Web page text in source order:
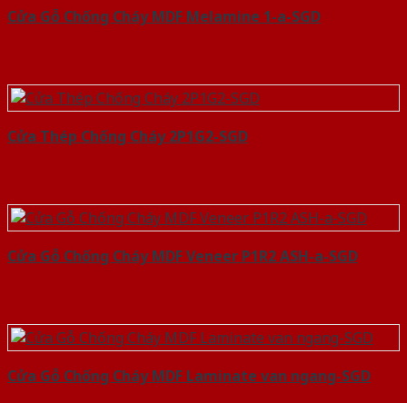
Cửa Gỗ Chống Cháy MDF Melamine 1-a-SGD
Cửa Thép Chống Cháy 2P1G2-SGD
Cửa Gỗ Chống Cháy MDF Veneer P1R2 ASH-a-SGD
Cửa Gỗ Chống Cháy MDF Laminate van ngang-SGD